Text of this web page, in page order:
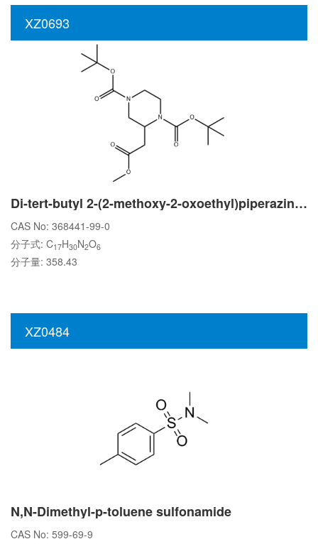
XZ0693
Di-tert-butyl 2-(2-methoxy-2-oxoethyl)piperazine-1,4-dicarboxylate
CAS No: 368441-99-0
分子式: C17H30N2O6
分子量: 358.43
XZ0484
N,N-Dimethyl-p-toluene sulfonamide
CAS No: 599-69-9